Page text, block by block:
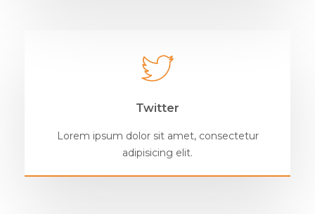
Twitter
Lorem ipsum dolor sit amet, consectetur
adipisicing elit.